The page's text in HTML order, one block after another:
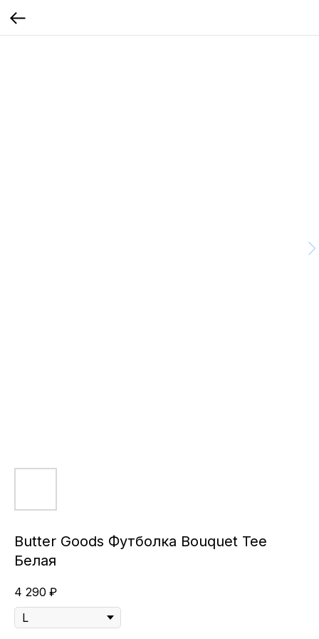
Butter Goods Футболка Bouquet Tee
Белая
4 290 ₽